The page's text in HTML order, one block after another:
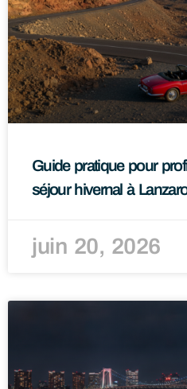
Guide pratique pour
séjour hivernal à
juin 20, 2026